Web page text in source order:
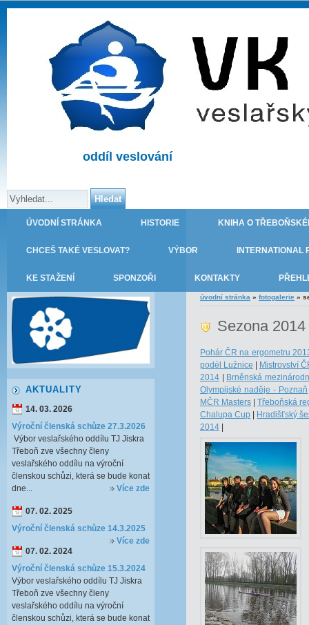
oddíl veslování
ÚVODNÍ STRÁNKA HISTORIE KNIHA O
CHCEŠ TAKÉ VESLOVAT? VÝBOR INTERNATIONAL
KE STAŽENÍ SPONZOŘI KONTAKTY
úvodní stránka » fotogalerie »
Sezona 2014
Pohár ČR na ergometru
podél Lužnice
Mistrovství
2014
Brněnská
Olympijské naděje - Poznaň
MČR Masters |Třeboňská
Chalupa Cup
Hradišťský
2014
AKTUALITY
14. 03. 2026
Výroční členská schůze 27.3.2026
Výbor veslařského oddílu TJ Jiskra
Třeboň zve všechny členy
veslařského oddílu na výroční
členskou schůzi, která se bude konat
dne...
Více zde
07. 02. 2025
Výroční členská schůze 14.3.2025
Více zde
07. 02. 2024
Výroční členská schůze 15.3.2024
Výbor veslařského oddílu TJ Jiskra
Třeboň zve všechny členy
veslařského oddílu na výroční
členskou schůzi, která se bude konat